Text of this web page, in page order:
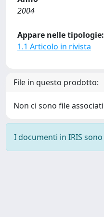
2004
Appare nelle tipologie:
1.1 Articolo in rivista
File in questo prodotto:
Non ci sono file
I documenti in IRIS